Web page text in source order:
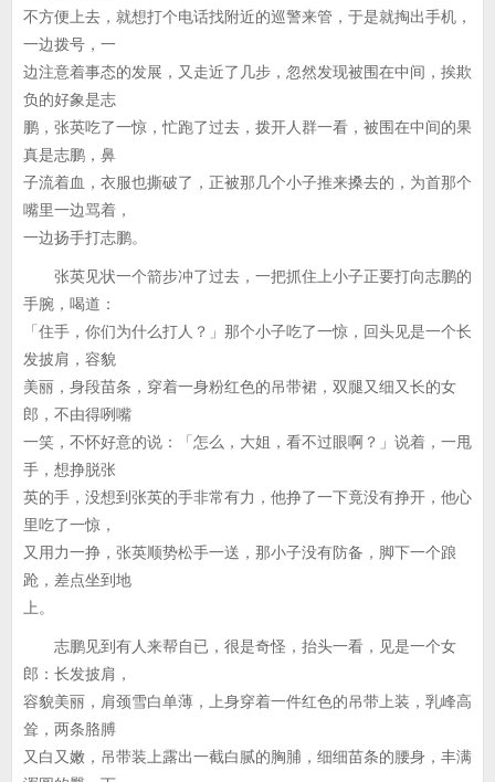
不方便上去，就想打个电话找附近的巡警来管，于是就掏出手机，
一边拨号，一
边注意着事态的发展，又走近了几步，忽然发现被围在中间，挨欺
负的好象是志
鹏，张英吃了一惊，忙跑了过去，拨开人群一看，被围在中间的果
真是志鹏，鼻
子流着血，衣服也撕破了，正被那几个小子推来搡去的，为首那个
嘴里一边骂着，
一边扬手打志鹏。
张英见状一个箭步冲了过去，一把抓住上小子正要打向志鹏的
手腕，喝道：
「住手，你们为什么打人？」那个小子吃了一惊，回头见是一个长
发披肩，容貌
美丽，身段苗条，穿着一身粉红色的吊带裙，双腿又细又长的女
郎，不由得咧嘴
一笑，不怀好意的说：「怎么，大姐，看不过眼啊？」说着，一甩
手，想挣脱张
英的手，没想到张英的手非常有力，他挣了一下竟没有挣开，他心
里吃了一惊，
又用力一挣，张英顺势松手一送，那小子没有防备，脚下一个踉
跄，差点坐到地
上。
志鹏见到有人来帮自已，很是奇怪，抬头一看，见是一个女
郎：长发披肩，
容貌美丽，肩颈雪白单薄，上身穿着一件红色的吊带上装，乳峰高
耸，两条胳膊
又白又嫩，吊带装上露出一截白腻的胸脯，细细苗条的腰身，丰满